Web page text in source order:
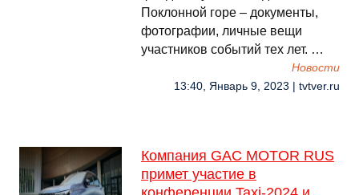
Поклонной горе – документы,
фотографии, личные вещи
участников событий тех лет. …
Новости
13:40, Январь 9, 2023 | tvtver.ru
Компания GAC MOTOR RUS
примет участие в